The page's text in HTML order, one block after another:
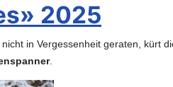
2025
in Vergessenheit geraten, kürt
.